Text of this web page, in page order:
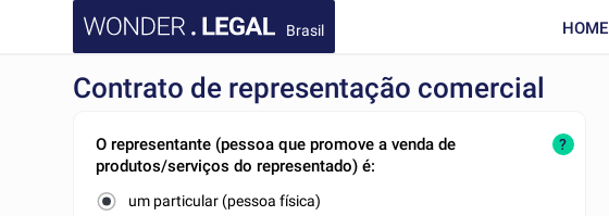
Brasil HOME
Contrato de representação comercial
O representante (pessoa que promove a venda de
produtos/serviços do representado) é:
um particular (pessoa física)
?